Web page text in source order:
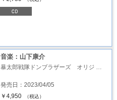
音楽：山下康介
暴太郎戦隊ドンブラザーズ オリジ …
発売日：2023/04/05
￥4,950
（税込）